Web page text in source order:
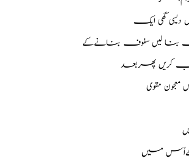
بنا لیں سفوف بنانےکے
کریں پھربعد
مقوی
میں